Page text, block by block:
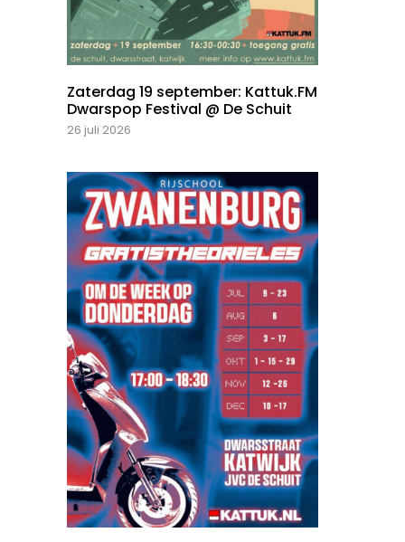
Zaterdag 19 september: Kattuk.FM
Dwarspop Festival @ De Schuit
26 juli 2026